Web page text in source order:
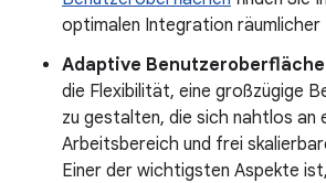
optimalen Integration räumlicher
Adaptive Benutzeroberfläche
die Flexibilität, eine großzügige
zu gestalten, die sich nahtlos an
Arbeitsbereich und frei
Einer der wichtigsten Aspekte